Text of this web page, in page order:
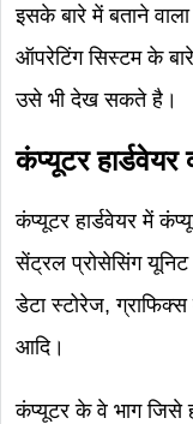
इसके बारे में बताने
ऑपरेटिंग सिस्टम के
उसे भी देख सकते है।
कंप्यूटर
कंप्यूटर हार्डवेयर में
सेंट्रल प्रोसेसिंग यूनिट
डेटा स्टोरेज, ग्राफिक्स
आदि।
कंप्यूटर के वे भाग